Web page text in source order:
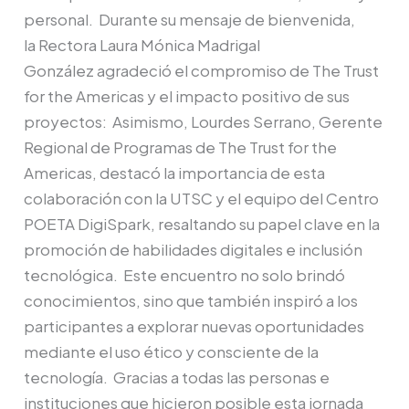
personal. Durante su mensaje de bienvenida,
la Rectora Laura Mónica Madrigal
González agradeció el compromiso de The Trust
for the Americas y el impacto positivo de sus
proyectos: Asimismo, Lourdes Serrano, Gerente
Regional de Programas de The Trust for the
Americas, destacó la importancia de esta
colaboración con la UTSC y el equipo del Centro
POETA DigiSpark, resaltando su papel clave en la
promoción de habilidades digitales e inclusión
tecnológica. Este encuentro no solo brindó
conocimientos, sino que también inspiró a los
participantes a explorar nuevas oportunidades
mediante el uso ético y consciente de la
tecnología. Gracias a todas las personas e
instituciones que hicieron posible esta jornada